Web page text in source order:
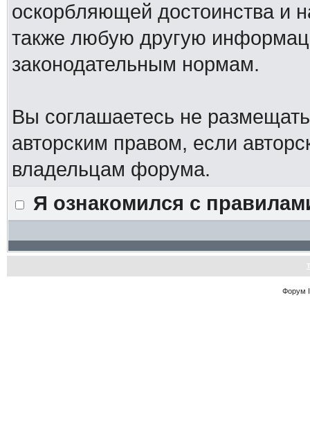
оскорбляющей достоинства и
также любую другую
законодательным нормам.
Вы соглашаетесь не
авторским правом, если
владельцам форума.
Я ознакомился с
Форум